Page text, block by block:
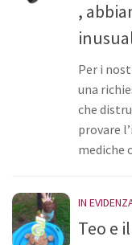
I nostri ospiti
Cani taglia
,
Per i
una
che
provare
mediche
IN
Teo e